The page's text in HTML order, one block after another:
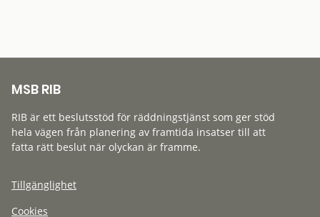
MSB RIB
RIB är ett beslutsstöd för räddningstjänst som ger stöd
hela vägen från planering av framtida insatser till att
fatta rätt beslut när olyckan är framme.
Tillgänglighet
Cookies